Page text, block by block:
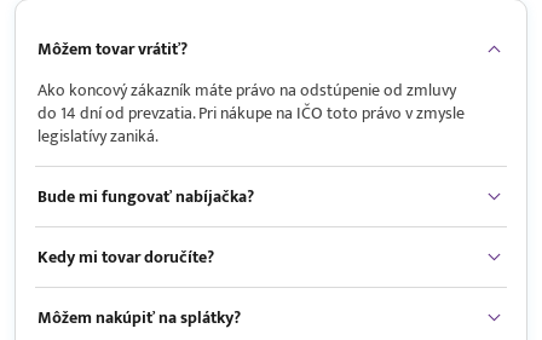
Môžem tovar vrátiť?
Ako koncový zákazník máte právo na odstúpenie od zmluvy
do 14 dní od prevzatia. Pri nákupe na IČO toto právo v zmysle
legislatívy zaniká.
Bude mi fungovať nabíjačka?
Kedy mi tovar doručíte?
Môžem nakúpiť na splátky?